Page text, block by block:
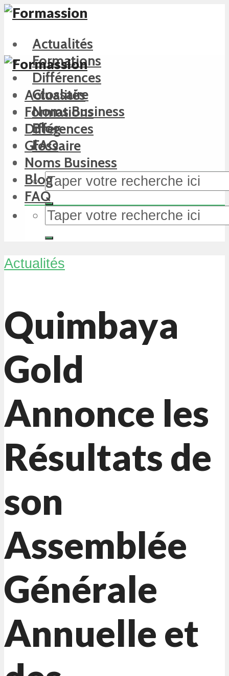
Actualités
Formations
Différences
Glossaire
Noms Business
Blog
FAQ
Actualités
Formations
Différences
Glossaire
Noms Business
Blog
FAQ
Actualités
Quimbaya
Gold
Annonce les
Résultats de
son
Assemblée
Générale
Annuelle et